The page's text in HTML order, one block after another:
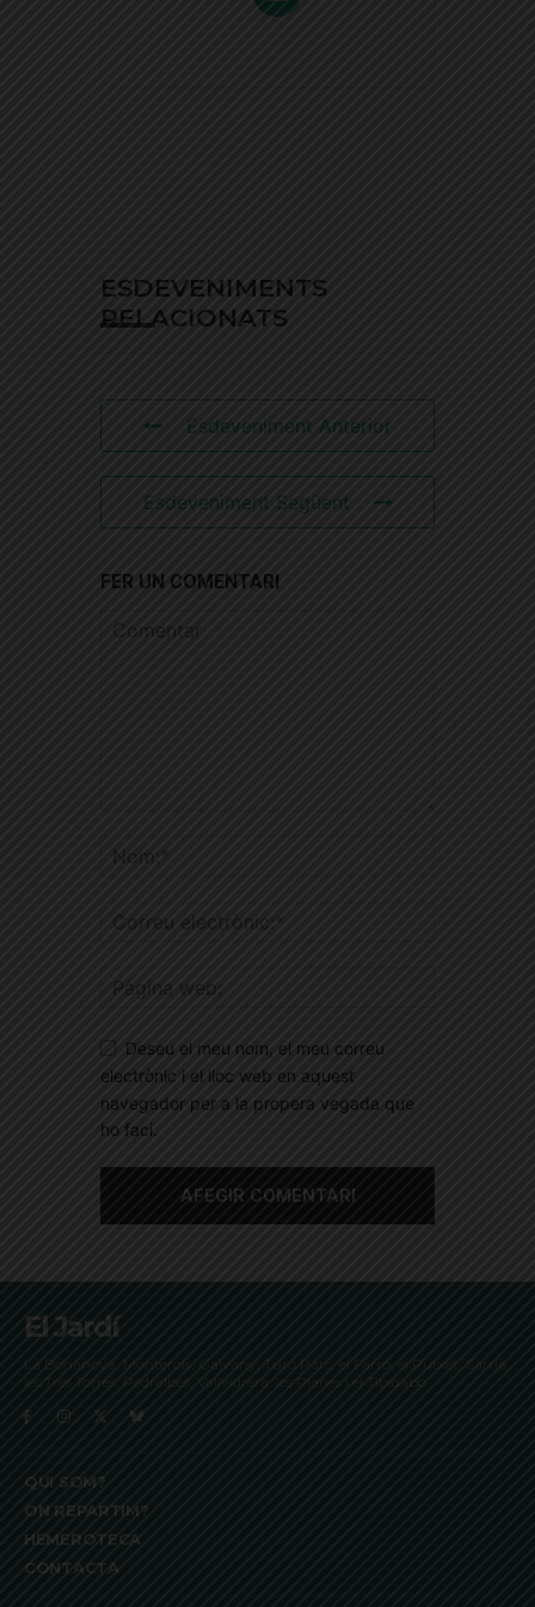
ESDEVENIMENTS
RELACIONATS
Esdeveniment Anterior
Esdeveniment Següent
FER UN COMENTARI
Deseu el meu nom, el meu correu
electrònic i el lloc web en aquest
navegador per a la propera vegada que
ho faci.
El Jardí
La Bonanova, Monterols, Galvany, Turó Parc, el Farró, el Putxet, Sarrià,
les Tres Torres, Pedralbes, Vallvidrera, les Planes i el Tibidabo
QUI SOM?
ON REPARTIM?
HEMEROTECA
CONTACTA